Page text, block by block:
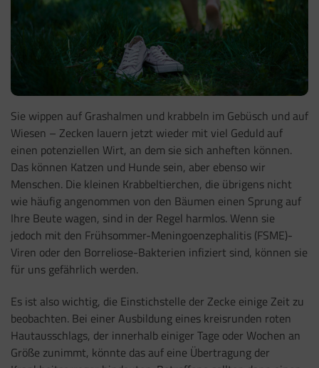
Sie wippen auf Grashalmen und krabbeln im Gebüsch und auf
Wiesen – Zecken lauern jetzt wieder mit viel Geduld auf
einen potenziellen Wirt, an dem sie sich anheften können.
Das können Katzen und Hunde sein, aber ebenso wir
Menschen. Die kleinen Krabbeltierchen, die übrigens nicht
wie häufig angenommen von den Bäumen einen Sprung auf
Ihre Beute wagen, sind in der Regel harmlos. Wenn sie
jedoch mit den Frühsommer-Meningoenzephalitis (FSME)-
Viren oder den Borreliose-Bakterien infiziert sind, können sie
für uns gefährlich werden.
Es ist also wichtig, die Einstichstelle der Zecke einige Zeit zu
beobachten. Bei einer Ausbildung eines kreisrunden roten
Hautausschlags, der innerhalb einiger Tage oder Wochen an
Größe zunimmt, könnte das auf eine Übertragung der